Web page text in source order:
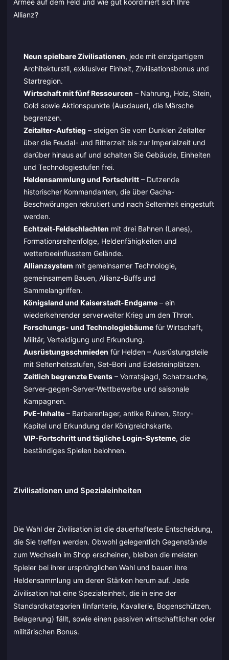
Armee auf dem Feld und wie gut koordiniert sich Ihre
Allianz?
Neun spielbare Zivilisationen, jede mit einzigartigem
Architekturstil, exklusiver Einheit, Zivilisationsbonus und
Startregion.
Wirtschaft mit fünf Ressourcen – Nahrung, Holz, Stein,
Gold sowie Aktionspunkte (Ausdauer), die Märsche
begrenzen.
Zeitalter-Aufstieg – steigen Sie vom Dunklen Zeitalter
über die Feudal- und Ritterzeit bis zur Imperialzeit und
darüber hinaus auf und schalten Sie Gebäude, Einheiten
und Technologiestufen frei.
Heldensammlung und Fortschritt– Dutzende
historischer Kommandanten, die über Gacha-
Beschwörungen rekrutiert und nach Seltenheit eingestuft
werden.
Echtzeit-Feldschlachten mit drei Bahnen (Lanes),
Formationsreihenfolge, Heldenfähigkeiten und
wetterbeeinflusstem Gelände.
Allianzsystem mit gemeinsamer Technologie,
gemeinsamem Bauen, Allianz-Buffs und
Sammelangriffen.
Königsland und Kaiserstadt-Endgame– ein
wiederkehrender serverweiter Krieg um den Thron.
Forschungs- und Technologiebäumefür Wirtschaft,
Militär, Verteidigung und Erkundung.
Ausrüstungsschmieden für Helden – Ausrüstungsteile
mit Seltenheitsstufen, Set-Boni und Edelsteinplätzen.
Zeitlich begrenzte Events– Vorratsjagd, Schatzsuche,
Server-gegen-Server-Wettbewerbe und saisonale
Kampagnen.
PvE-Inhalte– Barbarenlager, antike Ruinen, Story-
Kapitel und Erkundung der Königreichskarte.
VIP-Fortschritt und tägliche Login-Systeme, die
beständiges Spielen belohnen.
Zivilisationen und Spezialeinheiten
Die Wahl der Zivilisation ist die dauerhafteste Entscheidung,
die Sie treffen werden. Obwohl gelegentlich Gegenstände
zum Wechseln im Shop erscheinen, bleiben die meisten
Spieler bei ihrer ursprünglichen Wahl und bauen ihre
Heldensammlung um deren Stärken herum auf. Jede
Zivilisation hat eine Spezialeinheit, die in eine der
Standardkategorien (Infanterie, Kavallerie, Bogenschützen,
Belagerung) fällt, sowie einen passiven wirtschaftlichen oder
militärischen Bonus.